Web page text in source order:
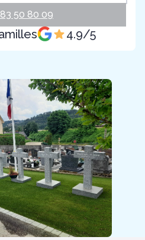
50 80 09
4.9/5